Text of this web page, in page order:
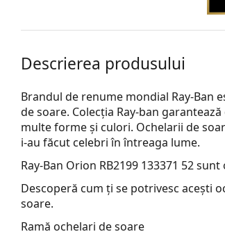
Descrierea produsului
Brandul de renume mondial Ray-Ban
de soare. Colecția Ray-ban
multe forme și culori. Ochelarii de
i-au făcut celebri în întreaga lume.
Ray-Ban Orion RB2199 133371 52sunt
Descoperă cum ți se potrivesc acești
soare.
Ramă ochelari de soare